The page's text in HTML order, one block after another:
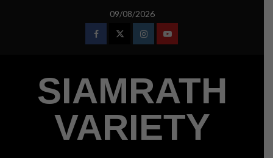
09/08/2026
FacebookTwitterInstagramYoutube
SIAMRATH
VARIETY